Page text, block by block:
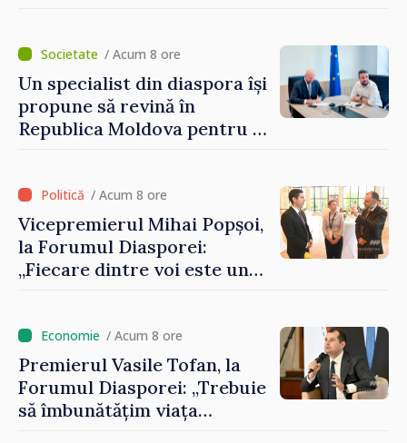
/ Acum 8 ore
Un specialist din diaspora își
propune să revină în
Republica Moldova pentru a
/ Acum 8 ore
Vicepremierul Mihai Popșoi,
la Forumul Diasporei:
„Fiecare dintre voi este un
imaginii Republicii Moldova”
/ Acum 8 ore
Premierul Vasile Tofan, la
Forumul Diasporei: „Trebuie
să îmbunătățim viața